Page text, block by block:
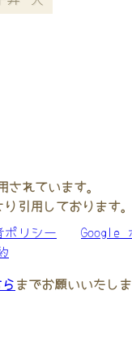
されています。
引用しております。
ポリシー
Google
までお願いいたしま